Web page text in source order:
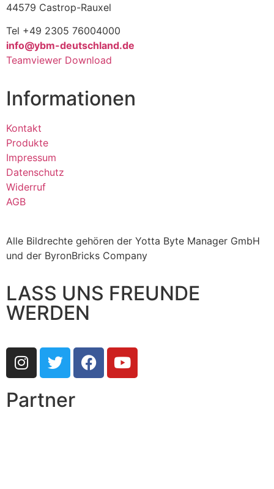
44579 Castrop-Rauxel
Tel +49 2305 76004000
info@ybm-deutschland.de
Teamviewer Download
Informationen
Kontakt
Produkte
Impressum
Datenschutz
Widerruf
AGB
Alle Bildrechte gehören der Yotta Byte Manager GmbH
und der ByronBricks Company
LASS UNS FREUNDE
WERDEN
Partner